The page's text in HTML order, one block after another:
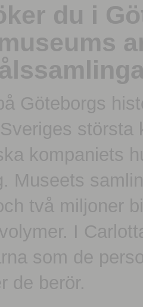
du i
Göteborgs
största
kompaniets
Museets
två miljoner
I
som de
de berör.